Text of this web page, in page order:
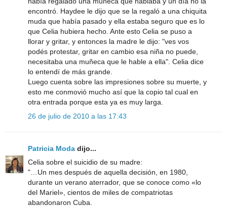
encontró. Haydee le dijo que se la regaló a una chiquita
muda que había pasado y ella estaba seguro que es lo
que Celia hubiera hecho. Ante esto Celia se puso a
llorar y gritar, y entonces la madre le dijo: "ves vos
podés protestar, gritar en cambio esa niña no puede,
necesitaba una muñeca que le hable a ella". Celia dice
lo entendí de más grande.
Luego cuenta sobre las impresiones sobre su muerte, y
esto me conmovió mucho así que la copio tal cual en
otra entrada porque esta ya es muy larga.
26 de julio de 2010 a las 17:43
Patricia Moda dijo...
Celia sobre el suicidio de su madre:
"…Un mes después de aquella decisión, en 1980,
durante un verano aterrador, que se conoce como «lo
del Mariel», cientos de miles de compatriotas
abandonaron Cuba.